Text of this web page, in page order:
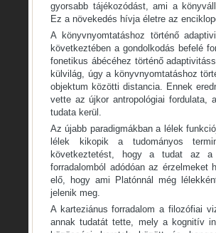
gyorsabb tájékozódást, ami a
Ez a növekedés hívja életre az
A könyvnyomtatáshoz történő
következtében a gondolkodás befelé
fonetikus ábécéhez történő
külvilág, úgy a könyvnyomtatáshoz
objektum közötti distancia. Ennek
vette az újkor antropológiai fordulata,
tudata kerül.
Az újabb paradigmákban a lélek
lélek kikopik a tudományos
következtetést, hogy a tudat az
forradalomból adódóan az
elő, hogy ami Platónnál még
jelenik meg.
A karteziánus forradalom a filozófiai
annak tudatát tette, mely a kognitív